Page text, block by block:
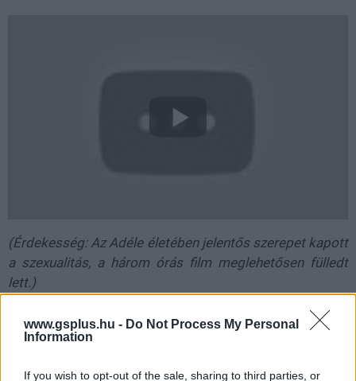
www.gsplus.hu - Do Not Process My Personal
Information
If you wish to opt-out of the sale, sharing to third parties, or
(Érdekesség: Az Adéle életében jelentős szerepet kapott
a szexualitás, a három órás film meglehetősen fülledt
lett.)